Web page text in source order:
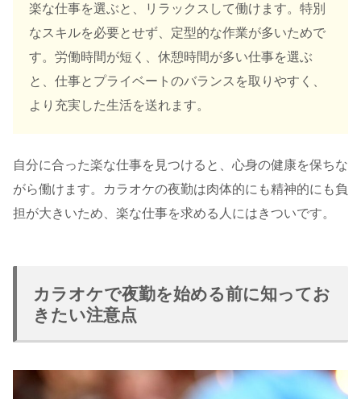
楽な仕事を選ぶと、リラックスして働けます。特別
なスキルを必要とせず、定型的な作業が多いためで
す。労働時間が短く、休憩時間が多い仕事を選ぶ
と、仕事とプライベートのバランスを取りやすく、
より充実した生活を送れます。
自分に合った楽な仕事を見つけると、心身の健康を保ちな
がら働けます。カラオケの夜勤は肉体的にも精神的にも負
担が大きいため、楽な仕事を求める人にはきついです。
カラオケで夜勤を始める前に知ってお
きたい注意点